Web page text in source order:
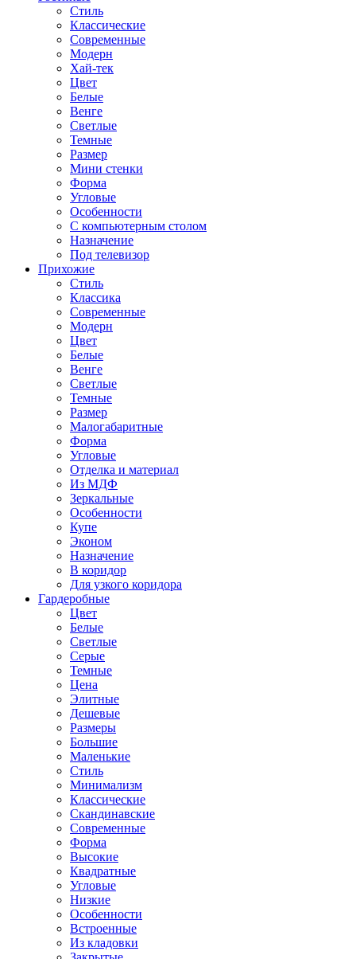
Стиль
Классические
Современные
Модерн
Хай-тек
Цвет
Белые
Венге
Светлые
Темные
Размер
Мини стенки
Форма
Угловые
Особенности
С компьютерным столом
Назначение
Под телевизор
Прихожие
Стиль
Классика
Современные
Модерн
Цвет
Белые
Венге
Светлые
Темные
Размер
Малогабаритные
Форма
Угловые
Отделка и материал
Из МДФ
Зеркальные
Особенности
Купе
Эконом
Назначение
В коридор
Для узкого коридора
Гардеробные
Цвет
Белые
Светлые
Серые
Темные
Цена
Элитные
Дешевые
Размеры
Большие
Маленькие
Стиль
Минимализм
Классические
Скандинавские
Современные
Форма
Высокие
Квадратные
Угловые
Низкие
Особенности
Встроенные
Из кладовки